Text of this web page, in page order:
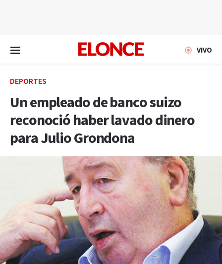
VIVO
DEPORTES
Un empleado de banco suizo
reconoció haber lavado dinero
para Julio Grondona